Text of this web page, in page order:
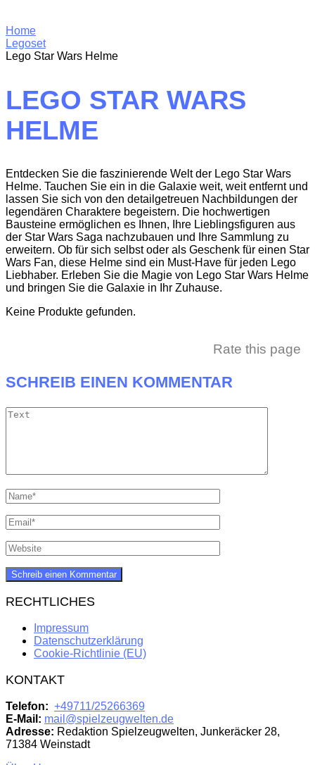
Home
Legoset
Lego Star Wars Helme
LEGO STAR WARS
HELME
Entdecken Sie die faszinierende Welt der Lego Star Wars
Helme. Tauchen Sie ein in die Galaxie weit, weit entfernt und
lassen Sie sich von den detailgetreuen Nachbildungen der
legendären Charaktere begeistern. Die hochwertigen
Bausteine ermöglichen es Ihnen, Ihre Lieblingsfiguren aus
der Star Wars Saga nachzubauen und Ihre Sammlung zu
erweitern. Ob für sich selbst oder als Geschenk für einen Star
Wars Fan, diese Helme sind ein Must-Have für jeden Lego
Liebhaber. Erleben Sie die Magie von Lego Star Wars Helme
und bringen Sie die Galaxie in Ihr Zuhause.
Keine Produkte gefunden.
Rate this page
SCHREIB EINEN KOMMENTAR
RECHTLICHES
Impressum
Datenschutzerklärung
Cookie-Richtlinie (EU)
KONTAKT
Telefon: +49711/25266369
E-Mail: mail@spielzeugwelten.de
Adresse: Redaktion Spielzeugwelten, Junkeräcker 28,
71384 Weinstadt